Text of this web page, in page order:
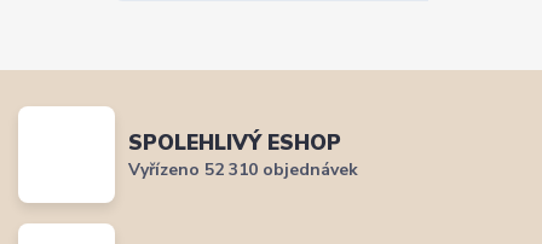
SPOLEHLIVÝ ESHOP
Vyřízeno 52 310 objednávek